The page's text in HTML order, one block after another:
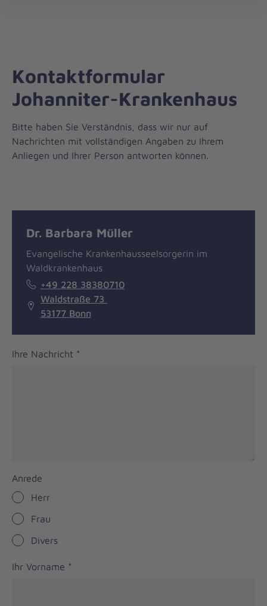
Kontaktformular
Johanniter-Krankenhaus
Bitte haben Sie Verständnis, dass wir nur auf
Nachrichten mit vollständigen Angaben zu Ihrem
Anliegen und Ihrer Person antworten können.
Dr. Barbara Müller
Evangelische Krankenhausseelsorgerin im
Waldkrankenhaus
+49 228 38380710
Waldstraße 73
53177 Bonn
Ihre Nachricht *
Anrede
Herr
Frau
Divers
Ihr Vorname *